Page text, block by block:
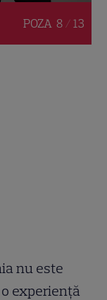
POZA 8 / 13
nu este
experiență